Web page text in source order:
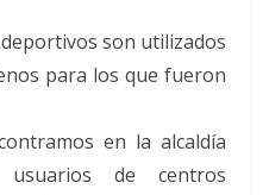
son utilizados
para los que fueron
en la alcaldía
de centros